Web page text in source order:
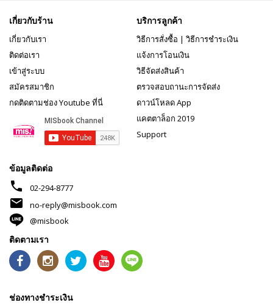
เกี่ยวกับร้าน
เกี่ยวกับเรา
ติดต่อเรา
เข้าสู่ระบบ
สมัครสมาชิก
กดติดตามช่อง Youtube ที่นี่
บริการลูกค้า
วิธีการสั่งซื้อ | วิธีการชำระเงิน
แจ้งการโอนเงิน
วิธีจัดส่งสินค้า
ตรวจสอบถานะการจัดส่ง
ดาวน์โหลด App
แคตตาล็อก 2019
Support
ข้อมูลติดต่อ
phone 02-294-8777
mail
no-reply@misbook.com
@misbook
ติดตามเรา
ช่องทางชำระเงิน